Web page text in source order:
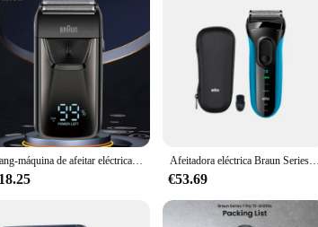
enjoy the performance and quality that Braun is known
Fang-máquina de afeitar eléctrica BRAUN 5120s, afeitadora inalámbrica de lámina, afeitadora calva, cortadora de pelo para hombre Afeitadora eléctrica Braun Series 3 3010S, afeitadora eléctrica recargable con 3 cabezales flotantes, afeitadora de lámina seca y húmeda para hombres, carga rápida
€53.69